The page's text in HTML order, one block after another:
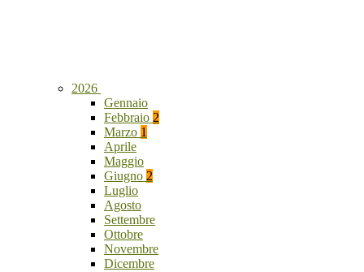
2026
Gennaio
Febbraio 2
Marzo 1
Aprile
Maggio
Giugno 2
Luglio
Agosto
Settembre
Ottobre
Novembre
Dicembre